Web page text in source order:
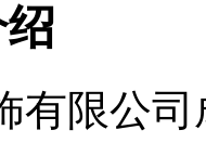
有限公